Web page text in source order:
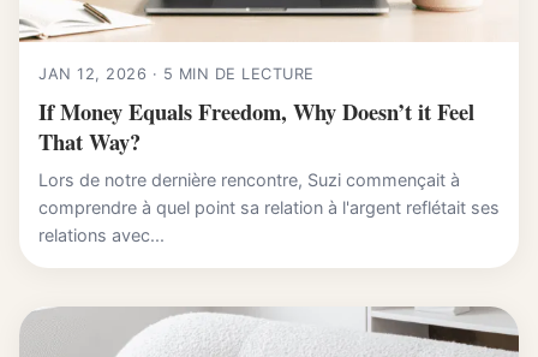
JAN 12, 2026 · 5 MIN DE LECTURE
If Money Equals Freedom, Why Doesn’t it Feel
That Way?
Lors de notre dernière rencontre, Suzi commençait à
comprendre à quel point sa relation à l'argent reflétait ses
relations avec...